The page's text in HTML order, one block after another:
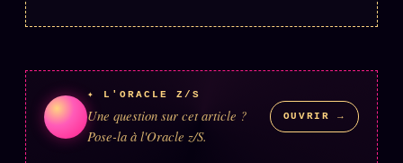
✦ L'ORACLE Z/S
Une question sur cet article ?
Pose-la à l'Oracle z/S.
OUVRIR →